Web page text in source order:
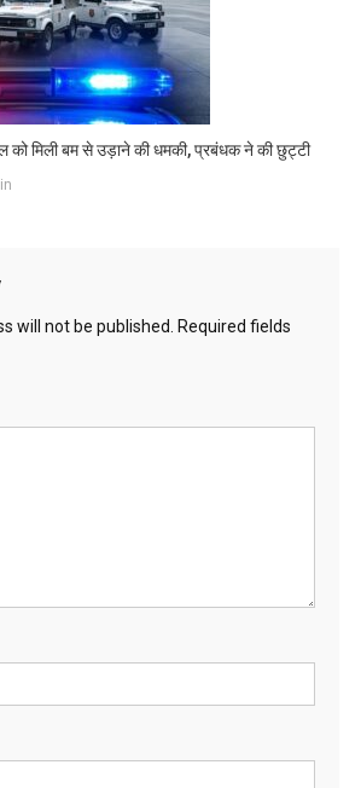
मिली बम से उड़ाने की धमकी, प्रबंधक ने की छुट्टी
will not be published.
Required fields